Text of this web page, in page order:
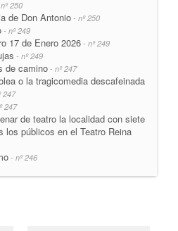
250
de Don Antonio - nº 250
- nº 249
17 de Enero 2026 - nº 249
- nº 249
de camino - nº 247
o la tragicomedia descafeinada
247
247
de teatro la localidad con siete
los públicos en el Teatro Reina
- nº 246